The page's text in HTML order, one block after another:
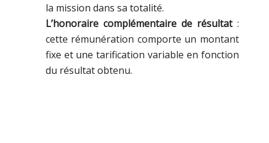
la mission dans sa totalité.
L’honoraire complémentaire de résultat:
cette rémunération comporte un montant
fixe et une tarification variable en fonction
du résultat obtenu.